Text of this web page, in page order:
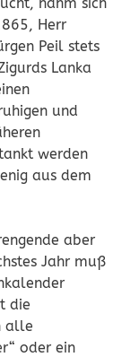
Herr
Peil stets
Lanka
und
werden
aus dem
aber
Jahr muß
die
alle
oder ein